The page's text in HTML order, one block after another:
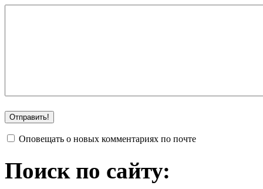
Оповещать о новых комментариях по почте
Поиск по сайту: